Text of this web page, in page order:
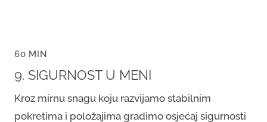
60 MIN
9. SIGURNOST U MENI
Kroz mirnu snagu koju razvijamo stabilnim
pokretima i položajima gradimo osjećaj sigurnosti